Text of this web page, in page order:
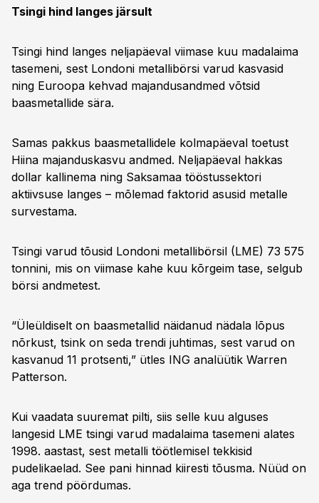
Tsingi hind langes järsult
Tsingi hind langes neljapäeval viimase kuu madalaima
tasemeni, sest Londoni metallibörsi varud kasvasid
ning Euroopa kehvad majandusandmed võtsid
baasmetallide sära.
Samas pakkus baasmetallidele kolmapäeval toetust
Hiina majanduskasvu andmed. Neljapäeval hakkas
dollar kallinema ning Saksamaa tööstussektori
aktiivsuse langes – mõlemad faktorid asusid metalle
survestama.
Tsingi varud tõusid Londoni metallibörsil (LME) 73 575
tonnini, mis on viimase kahe kuu kõrgeim tase, selgub
börsi andmetest.
“Üleüldiselt on baasmetallid näidanud nädala lõpus
nõrkust, tsink on seda trendi juhtimas, sest varud on
kasvanud 11 protsenti,” ütles ING analüütik Warren
Patterson.
Kui vaadata suuremat pilti, siis selle kuu alguses
langesid LME tsingi varud madalaima tasemeni alates
1998. aastast, sest metalli töötlemisel tekkisid
pudelikaelad. See pani hinnad kiiresti tõusma. Nüüd on
aga trend pöördumas.